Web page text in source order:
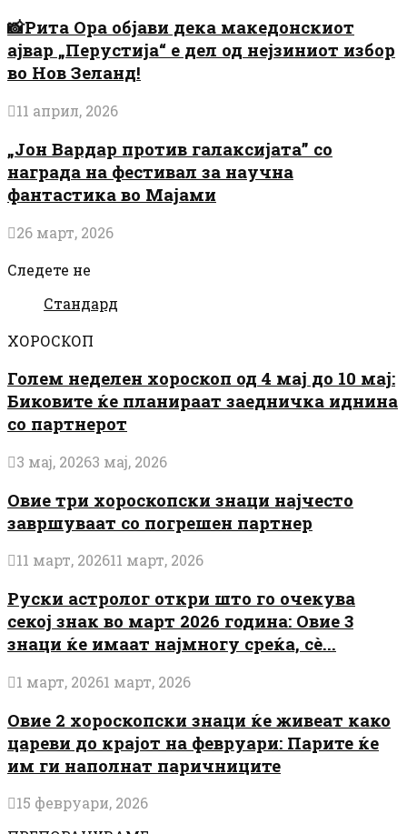
📸Рита Ора објави дека македонскиот
ајвар „Перустија“ е дел од нејзиниот избор
во Нов Зеланд!
11 април, 2026
„Јон Вардар против галаксијата” со
награда на фестивал за научна
фантастика во Мајами
26 март, 2026
Следете не
Стандард
ХОРОСКОП
Голем неделен хороскоп од 4 мај до 10 мај:
Биковите ќе планираат заедничка иднина
со партнерот
3 мај, 20263 мај, 2026
Овие три хороскопски знаци најчесто
завршуваат со погрешен партнер
11 март, 202611 март, 2026
Руски астролог откри што го очекува
секој знак во март 2026 година: Овие 3
знаци ќе имаат најмногу среќа, сè...
1 март, 20261 март, 2026
Овие 2 хороскопски знаци ќе живеат како
цареви до крајот на февруари: Парите ќе
им ги наполнат паричниците
15 февруари, 2026